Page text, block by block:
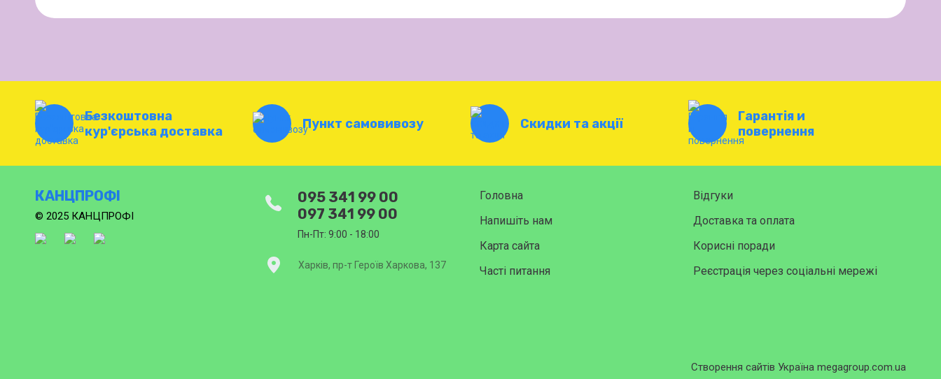
Безкоштовна
кур'єрська доставка
Пункт самовивозу Скидки та акції
Гарантія и
повернення
КАНЦПРОФІ
© 2025 КАНЦПРОФІ
095 341 99 00
097 341 99 00
Пн-Пт: 9:00 - 18:00
Харків, пр-т Героїв Харкова, 137
Головна
Відгуки
Напишіть нам
Доставка та оплата
Карта сайта
Корисні поради
Часті питання
Реєстрація через соціальні мережі
Створення сайтів Україна megagroup.com.ua